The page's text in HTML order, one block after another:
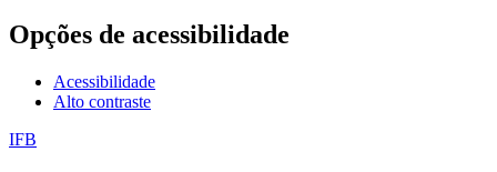
Opções de acessibilidade
Acessibilidade
Alto contraste
IFB